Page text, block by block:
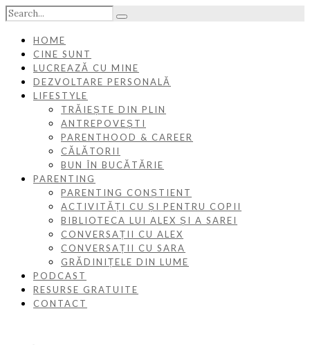
HOME
CINE SUNT
LUCREAZĂ CU MINE
DEZVOLTARE PERSONALĂ
LIFESTYLE
TRĂIEȘTE DIN PLIN
ANTREPOVEȘTI
PARENTHOOD & CAREER
CĂLĂTORII
BUN ÎN BUCĂTĂRIE
PARENTING
PARENTING CONȘTIENT
ACTIVITĂȚI CU ȘI PENTRU COPII
BIBLIOTECA LUI ALEX ȘI A SAREI
CONVERSAȚII CU ALEX
CONVERSAȚII CU SARA
GRĂDINIȚELE DIN LUME
PODCAST
RESURSE GRATUITE
CONTACT